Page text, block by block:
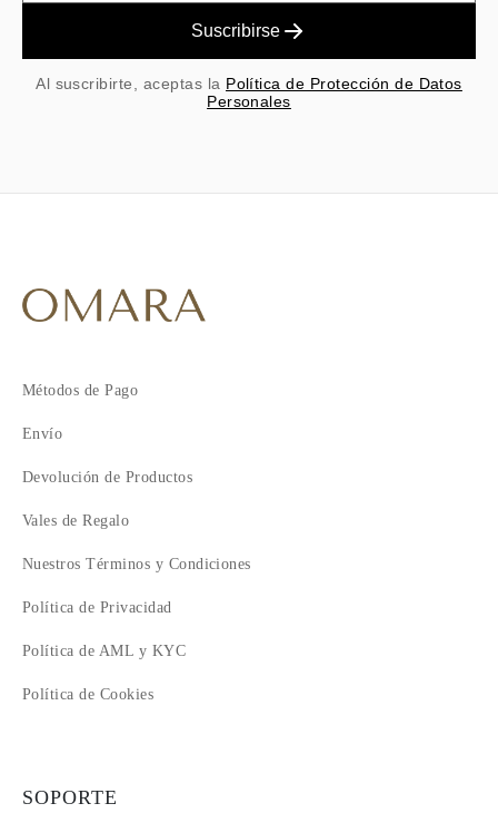
Suscribirse
Al suscribirte, aceptas la Política de Protección de Datos
Personales
Métodos de Pago
Envío
Devolución de Productos
Vales de Regalo
Nuestros Términos y Condiciones
Política de Privacidad
Política de AML y KYC
Política de Cookies
SOPORTE